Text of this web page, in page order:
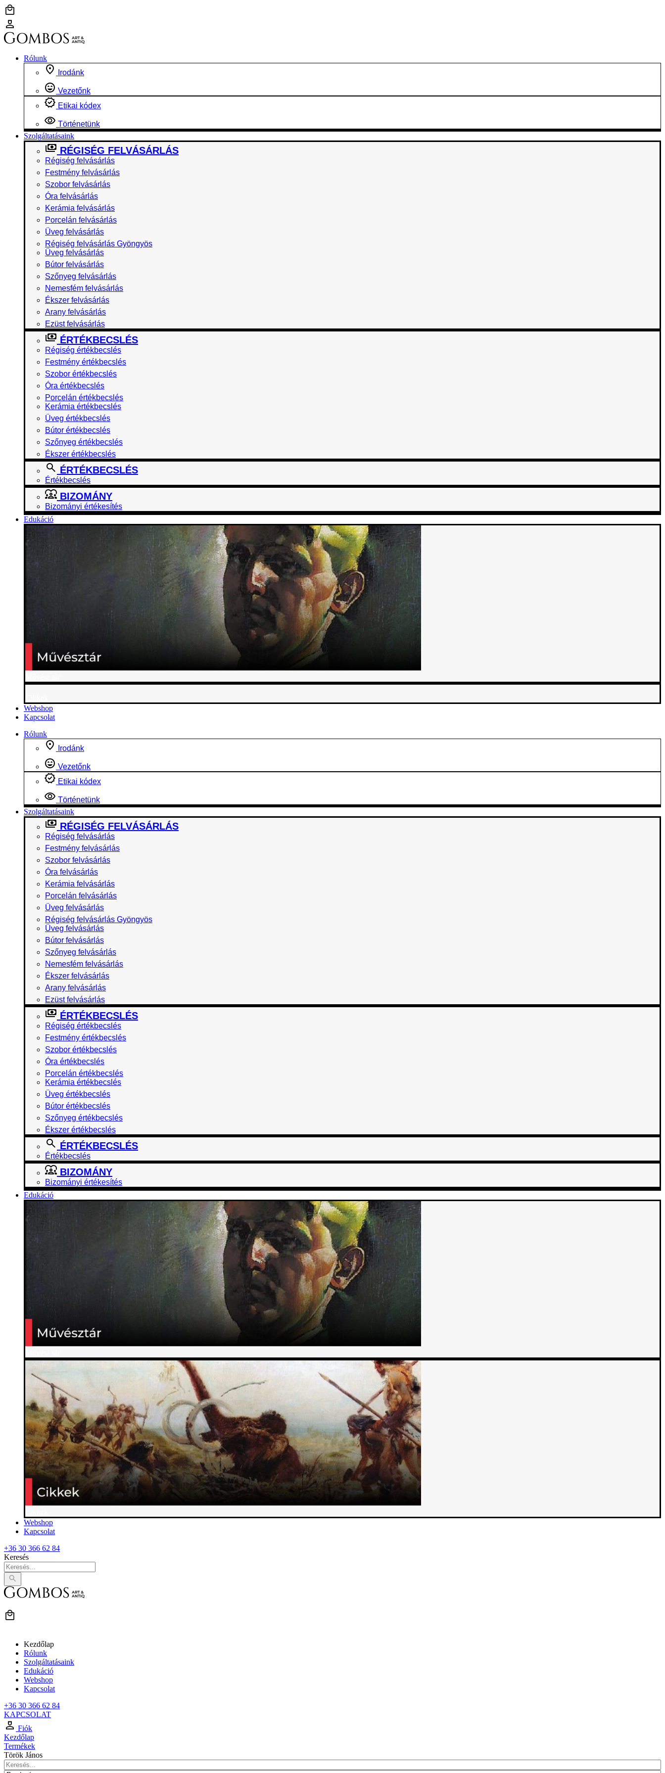
Ugrás
a
tartalomhoz
Rólunk
Irodánk
Vezetőnk
Etikai kódex
Történetünk
Szolgáltatásaink
RÉGISÉG FELVÁSÁRLÁS
Régiség felvásárlás
Festmény felvásárlás
Szobor felvásárlás
Óra felvásárlás
Kerámia felvásárlás
Porcelán felvásárlás
Üveg felvásárlás
Régiség felvásárlás Gyöngyös
Üveg felvásárlás
Bútor felvásárlás
Szőnyeg felvásárlás
Nemesfém felvásárlás
Ékszer felvásárlás
Arany felvásárlás
Ezüst felvásárlás
ÉRTÉKBECSLÉS
Régiség értékbecslés
Festmény értékbecslés
Szobor értékbecslés
Óra értékbecslés
Porcelán értékbecslés
Kerámia értékbecslés
Üveg értékbecslés
Bútor értékbecslés
Szőnyeg értékbecslés
Ékszer értékbecslés
ÉRTÉKBECSLÉS
Értékbecslés
BIZOMÁNY
Bizományi értékesítés
Edukáció
Webshop
Kapcsolat
Rólunk
Irodánk
Vezetőnk
Etikai kódex
Történetünk
Szolgáltatásaink
RÉGISÉG FELVÁSÁRLÁS
Régiség felvásárlás
Festmény felvásárlás
Szobor felvásárlás
Óra felvásárlás
Kerámia felvásárlás
Porcelán felvásárlás
Üveg felvásárlás
Régiség felvásárlás Gyöngyös
Üveg felvásárlás
Bútor felvásárlás
Szőnyeg felvásárlás
Nemesfém felvásárlás
Ékszer felvásárlás
Arany felvásárlás
Ezüst felvásárlás
ÉRTÉKBECSLÉS
Régiség értékbecslés
Festmény értékbecslés
Szobor értékbecslés
Óra értékbecslés
Porcelán értékbecslés
Kerámia értékbecslés
Üveg értékbecslés
Bútor értékbecslés
Szőnyeg értékbecslés
Ékszer értékbecslés
ÉRTÉKBECSLÉS
Értékbecslés
BIZOMÁNY
Bizományi értékesítés
Edukáció
Webshop
Kapcsolat
+36 30 366 62 84
Keresés
Kezdőlap
Rólunk
Szolgáltatásaink
Edukáció
Webshop
Kapcsolat
+36 30 366 62 84
KAPCSOLAT
Fiók
Kezdőlap
Termékek
Török János